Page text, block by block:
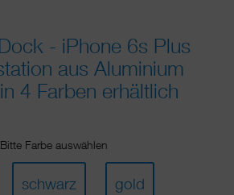
- iPhone 6s Plus
aus Aluminium
4 Farben erhältlich
Bitte Farbe auswählen
schwarz gold